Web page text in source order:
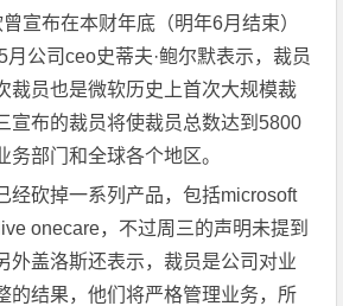
宣布在本财年底（明年6月结束）
公司ceo史蒂夫·鲍尔默表示，裁员
裁员也是微软历史上首次大规模裁
宣布的裁员将使裁员总数达到5800
务部门和全球各个地区。
经砍掉一系列产品，包括microsoft
onecare，不过周三的声明未提到
外盖洛斯还表示，裁员是公司对业
的结果，他们将严格管理业务，所